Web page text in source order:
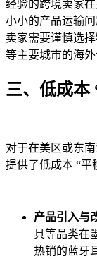
经验的跨境卖家
小小的产品运输
卖家需要谨慎选
等主要城市的海
三、低成本
对于在美区或东
提供了低成本 “平
产品引入与
具等品类在
热销的蓝牙